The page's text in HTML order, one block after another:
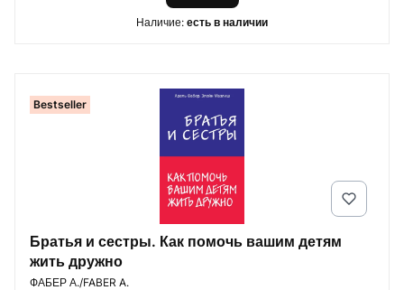
Наличие: есть в наличии
Bestseller
Братья и сестры. Как помочь вашим детям
жить дружно
ПРОИЗВОДИТЕЛЬ
ФАБЕР А./FABER A.